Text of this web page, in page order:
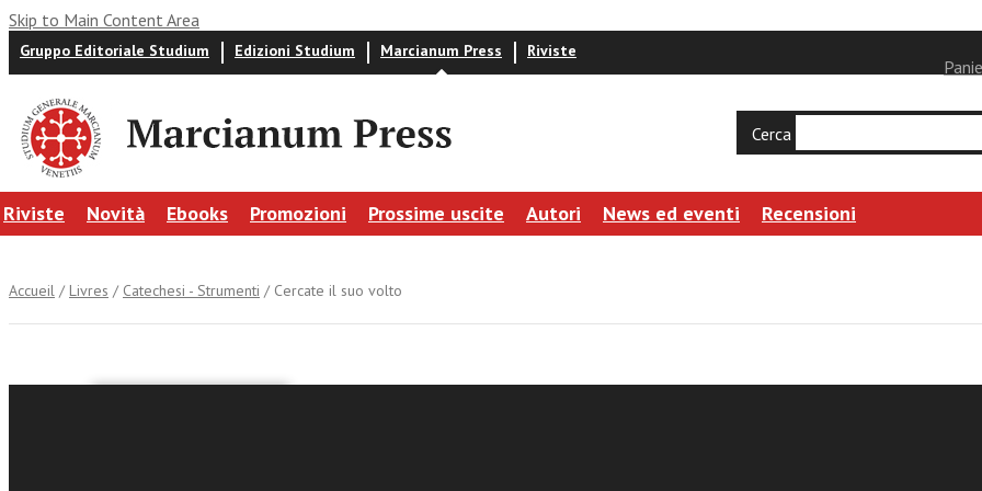
Skip to Main Content Area
Gruppo Editoriale Studium Edizioni Studium Marcianum Press Riviste
Cerca
Riviste Novità Ebooks Promozioni Prossime uscite Autori News ed eventi Recensioni
Accueil / Livres / Catechesi - Strumenti / Cercate il suo volto